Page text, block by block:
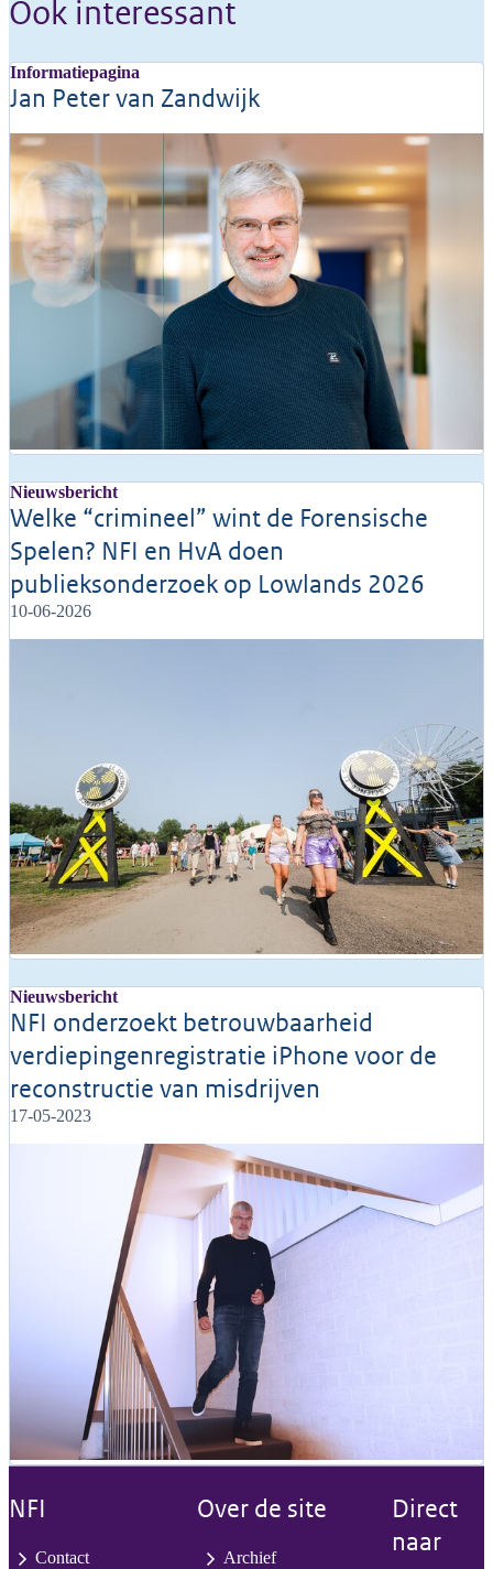
Ook interessant
Informatiepagina
Jan Peter van Zandwijk
Nieuwsbericht
Welke “crimineel” wint de Forensische
Spelen? NFI en HvA doen
publieksonderzoek op Lowlands 2026
10-06-2026
Nieuwsbericht
NFI onderzoekt betrouwbaarheid
verdiepingenregistratie iPhone voor de
reconstructie van misdrijven
17-05-2023
NFI
Contact
Over de site
Archief
Direct
naar